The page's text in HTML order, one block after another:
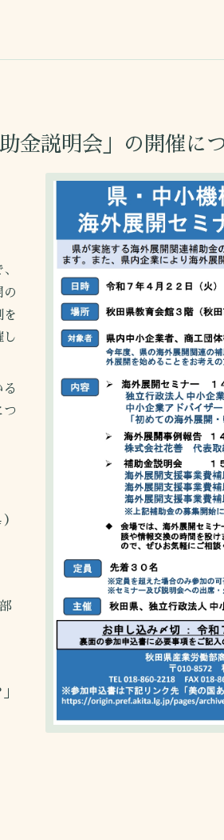
金説明会」の開催に
の
を
し
る
つ